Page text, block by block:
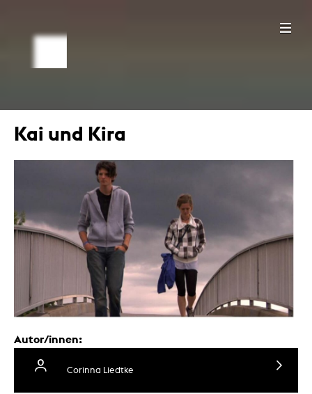
Kai und Kira
Autor/innen:
Corinna Liedtke